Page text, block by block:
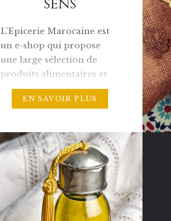
L’Epicerie Marocaine est
un e-shop qui propose
une large sélection de
produits alimentaires et
cosmétiques du terroir
marocain. L’Epicerie
l’idée de valoriser et de
rendre accessible ses
produits du terroir en
France et à l’international.
« La récolte et la
transformation de nos
produits allient des
EN SAVOIR PLUS